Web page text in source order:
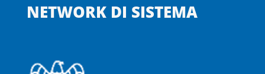
NETWORK DI SISTEMA